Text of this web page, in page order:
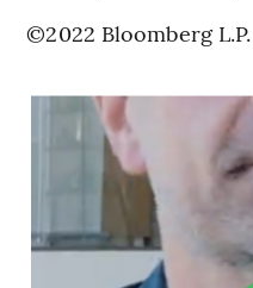
©2022 Bloomberg L.P.